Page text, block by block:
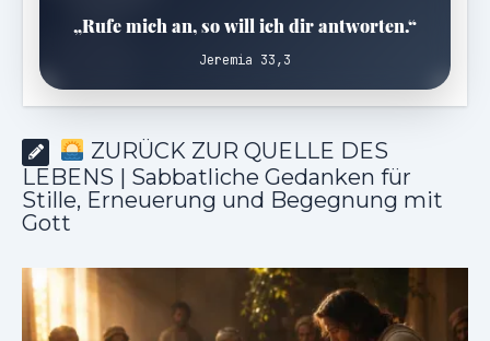
„Rufe mich an, so will ich dir antworten.“
Jeremia 33,3
ZURÜCK ZUR QUELLE DES
LEBENS | Sabbatliche Gedanken für
Stille, Erneuerung und Begegnung mit
Gott